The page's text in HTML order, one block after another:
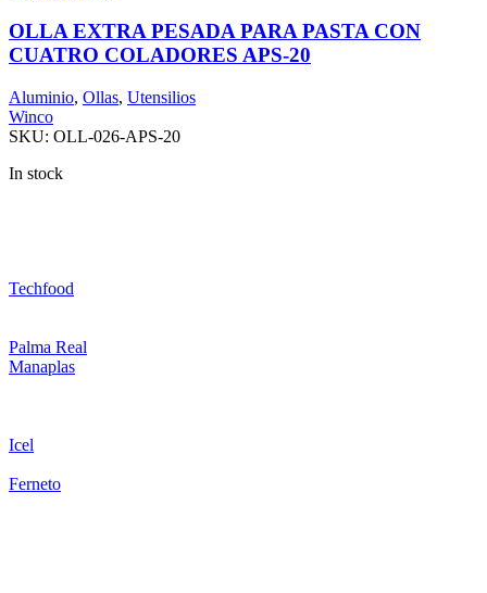
OLLA EXTRA PESADA PARA PASTA CON
CUATRO COLADORES APS-20
Aluminio, Ollas, Utensilios
Winco
SKU: OLL-026-APS-20
In stock
Techfood
Palma Real
Manaplas
Icel
Ferneto